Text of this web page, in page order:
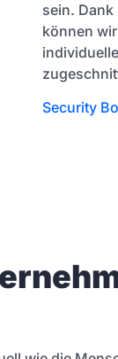
sein.
können
Security